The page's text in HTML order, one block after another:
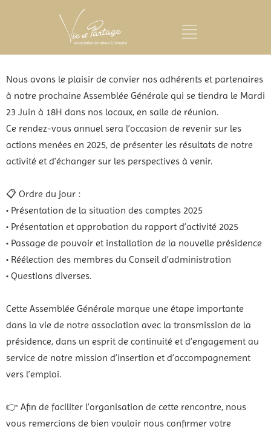
Nous avons le plaisir de convier nos adhérents et partenaires
à notre prochaine Assemblée Générale qui se tiendra le Mardi
23 Juin à 18H dans nos locaux, en salle de réunion.
Ce rendez-vous annuel sera l’occasion de revenir sur les
actions menées en 2025, de présenter les résultats de notre
activité et d’échanger sur les perspectives à venir.
📋 Ordre du jour :
• Présentation de la situation des comptes 2025
• Présentation et approbation du rapport d’activité 2025
• Passage de pouvoir et installation de la nouvelle présidence
• Réélection des membres du Conseil d’administration
• Questions diverses.
Cette Assemblée Générale marque une étape importante
dans la vie de notre association avec la transmission de la
présidence, dans un esprit de continuité et d’engagement au
service de notre mission d’insertion et d’accompagnement
vers l’emploi.
👉 Afin de faciliter l’organisation de cette rencontre, nous
vous remercions de bien vouloir nous confirmer votre